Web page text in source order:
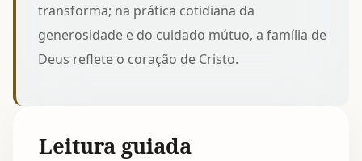
transforma; na prática cotidiana da
generosidade e do cuidado mútuo, a família de
Deus reflete o coração de Cristo.
Leitura guiada